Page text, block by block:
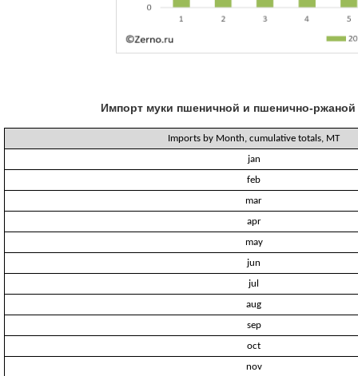
Импорт муки пшеничной и пшенично-
Imports by Month, cumulative totals, MT
jan
feb
mar
apr
may
jun
jul
aug
sep
oct
nov